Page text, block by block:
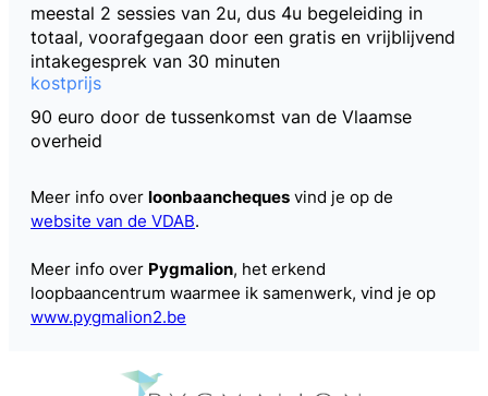
meestal 2 sessies van 2u, dus 4u begeleiding in
totaal, voorafgegaan door een gratis en vrijblijvend
intakegesprek van 30 minuten
kostprijs
90 euro door de tussenkomst van de Vlaamse
overheid
Meer info over loonbaancheques vind je op de
website van de VDAB.
Meer info over Pygmalion, het erkend
loopbaancentrum waarmee ik samenwerk, vind je op
www.pygmalion2.be